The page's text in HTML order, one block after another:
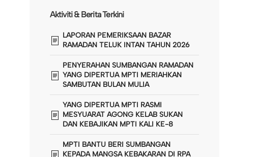
Aktiviti & Berita Terkini
LAPORAN PEMERIKSAAN BAZAR
RAMADAN TELUK INTAN TAHUN 2026
PENYERAHAN SUMBANGAN RAMADAN
YANG DIPERTUA MPTI MERIAHKAN
SAMBUTAN BULAN MULIA
YANG DIPERTUA MPTI RASMI
MESYUARAT AGONG KELAB SUKAN
DAN KEBAJIKAN MPTI KALI KE-8
MPTI BANTU BERI SUMBANGAN
KEPADA MANGSA KEBAKARAN DI RPA